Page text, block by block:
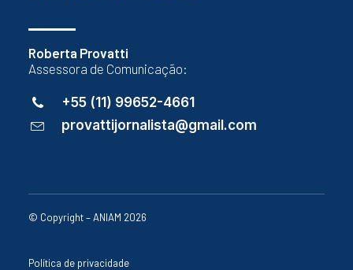
Roberta Provatti
Assessora de Comunicação:
+55 (11) 99652-4661
provattijornalista@gmail.com
© Copyright – ANIAM 2026
Política de privacidade